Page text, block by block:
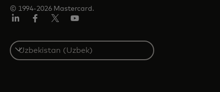
© 1994-2026 Mastercard.
Select
a
country